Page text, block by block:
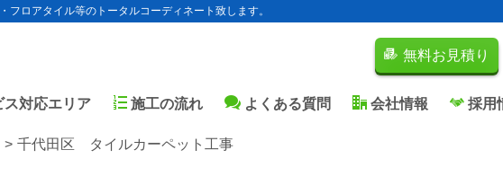
ロアタイル等のトータルコーディネート致します。
無料お見積り
ス対応エリア 施工の流れ よくある質問 会社情報 採用
千代田区 タイルカーペット工事